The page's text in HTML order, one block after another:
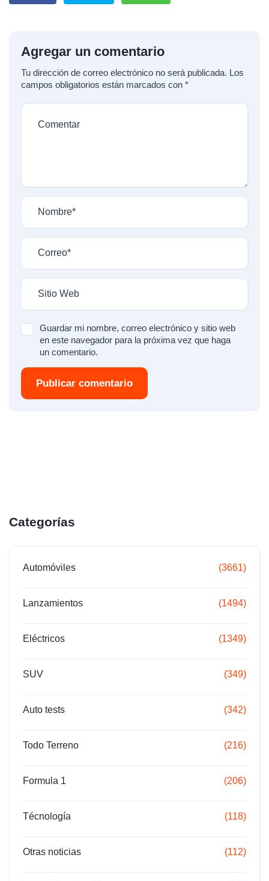
Agregar un comentario
Tu dirección de correo electrónico no será publicada. Los
campos obligatorios están marcados con *
Guardar mi nombre, correo electrónico y sitio web
en este navegador para la próxima vez que haga
un comentario.
Publicar comentario
Categorías
Automóviles (3661)
Lanzamientos (1494)
Eléctricos (1349)
SUV (349)
Auto tests (342)
Todo Terreno (216)
Formula 1 (206)
Técnología (118)
Otras noticias (112)